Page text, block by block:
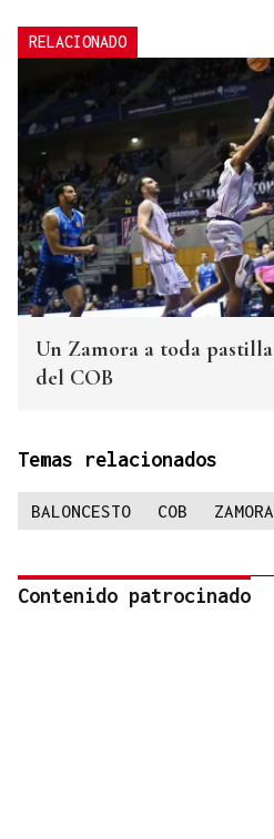
RELACIONADO
Un Zamora a toda
del COB
Temas relacionados
BALONCESTO COB ZAMORA
Contenido patrocinado